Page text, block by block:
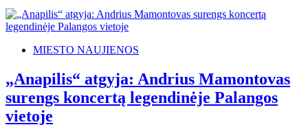
MIESTO NAUJIENOS
„Anapilis“ atgyja: Andrius Mamontovas
surengs koncertą legendinėje Palangos
vietoje